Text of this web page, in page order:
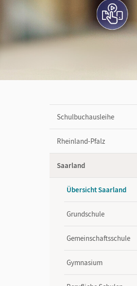
Schulbuchausleihe
Rheinland-Pfalz
Saarland
Übersicht Saarland
Grundschule
Gemeinschaftsschule
Gymnasium